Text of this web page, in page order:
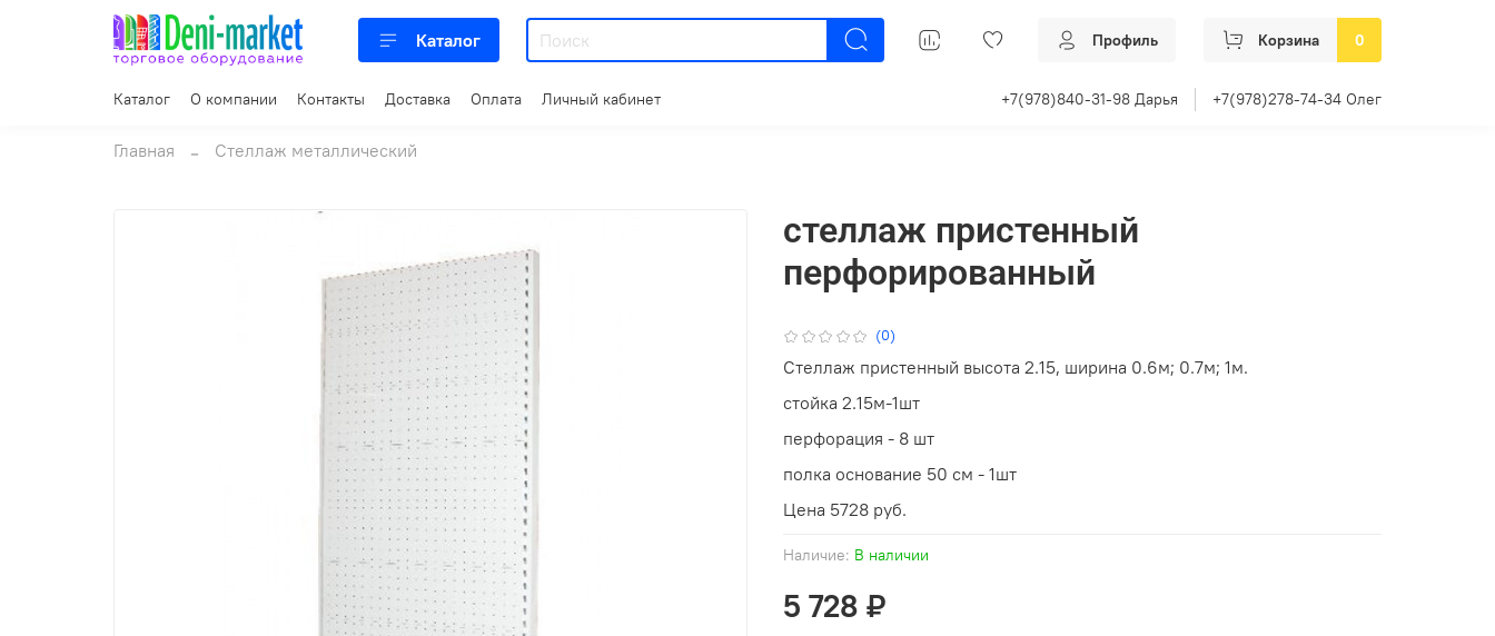
Каталог Профиль Корзина 0
Каталог О компании Контакты Доставка Оплата Личный кабинет +7(978)840-31-98 Дарья +7(978)278-74-34 Олег
Главная Стеллаж металлический
(0)
Наличие: В наличии
стеллаж пристенный
перфорированный
5 728 ₽
Стеллаж пристенный высота 2.15, ширина 0.6м; 0.7м; 1м.
стойка 2.15м-1шт
перфорация - 8 шт
полка основание 50 см - 1шт
Цена 5728 руб.